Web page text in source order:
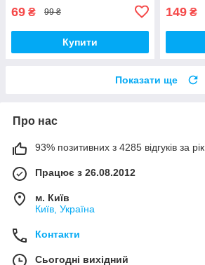
69 ₴ 99 ₴
Купити
149 ₴
Показати ще
Про нас
93% позитивних з 4285 відгуків за рік
Працює з 26.08.2012
м. Київ
Київ, Україна
Контакти
Сьогодні вихідний